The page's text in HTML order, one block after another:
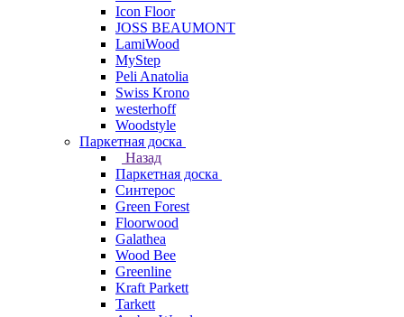
Icon Floor
JOSS BEAUMONT
LamiWood
MyStep
Peli Anatolia
Swiss Krono
westerhoff
Woodstyle
Паркетная доска
Назад
Паркетная доска
Синтерос
Green Forest
Floorwood
Galathea
Wood Bee
Greenline
Kraft Parkett
Tarkett